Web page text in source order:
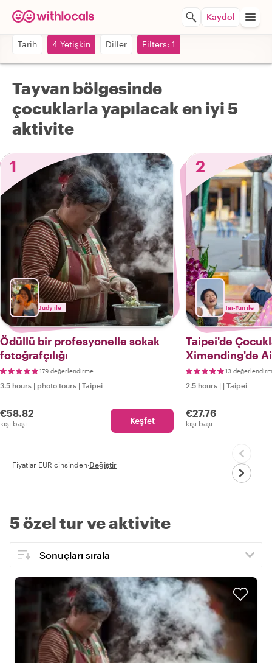
Kaydol
Tarih 4 Yetişkin Diller Filters: 1
Tayvan bölgesinde
çocuklarla yapılacak en iyi 5
aktivite
1
Judy ile
Ödüllü bir profesyonelle sokak
fotoğrafçılığı
179 değerlendirme
3.5 hours | photo tours | Taipei
€58.82
kişi başı Keşfet
2
Tai-Yun ile
Taipei'de
Ximending'de
13
2.5 hours | | Taipei
€27.76
kişi başı
Fiyatlar EUR cinsinden·Değiştir
5 özel tur ve aktivite